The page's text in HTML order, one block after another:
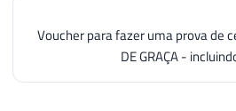
Voucher para fazer uma prova de
DE GRAÇA -